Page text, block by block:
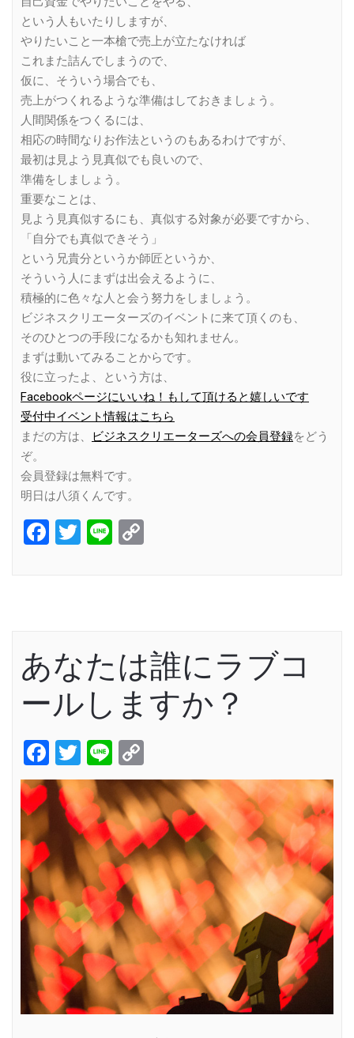
という人もいたりしますが、
やりたいこと一本槍で売上が立たなければ
これまた詰んでしまうので、
仮に、そういう場合でも、
売上がつくれるような準備はしておきましょう。
人間関係をつくるには、
相応の時間なりお作法というのもあるわけですが、
最初は見よう見真似でも良いので、
準備をしましょう。
重要なことは、
見よう見真似するにも、真似する対象が必要ですから、
「自分でも真似できそう」
という兄貴分というか師匠というか、
そういう人にまずは出会えるように、
積極的に色々な人と会う努力をしましょう。
ビジネスクリエーターズのイベントに来て頂くのも、
そのひとつの手段になるかも知れません。
まずは動いてみることからです。
役に立ったよ、という方は、
Facebookページにいいね！もして頂けると嬉しいです
受付中イベント情報はこちら
まだの方は、
ビジネスクリエーターズへの会員登録をどう
ぞ。
会員登録は無料です。
明日は八須くんです。
Facebook
Twitter
Line
あなたは誰にラブコ
ールしますか？
Facebook
Twitter
Line
Link